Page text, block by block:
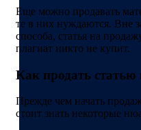
Еще можно продавать
те в них нуждаются. Вне
способа, статья на
плагиат никто не купит.
Как продать статью
Прежде чем начать
стоит знать некоторые